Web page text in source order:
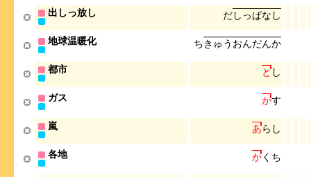
出しっ放し だし っぱな し
地球温暖化 ちき ゅ う おんだんか
都市 とし
ガス がす
嵐 あら し
各地 かく ち